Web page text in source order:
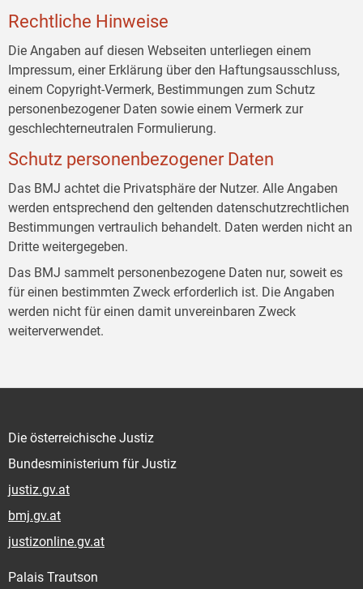
Rechtliche Hinweise
Die Angaben auf diesen Webseiten unterliegen einem
Impressum, einer Erklärung über den Haftungsausschluss,
einem Copyright-Vermerk, Bestimmungen zum Schutz
personenbezogener Daten sowie einem Vermerk zur
geschlechterneutralen Formulierung.
Schutz personenbezogener Daten
Das BMJ achtet die Privatsphäre der Nutzer. Alle Angaben
werden entsprechend den geltenden datenschutzrechtlichen
Bestimmungen vertraulich behandelt. Daten werden nicht an
Dritte weitergegeben.
Das BMJ sammelt personenbezogene Daten nur, soweit es
für einen bestimmten Zweck erforderlich ist. Die Angaben
werden nicht für einen damit unvereinbaren Zweck
weiterverwendet.
Die österreichische Justiz
Bundesministerium für Justiz
justiz.gv.at
bmj.gv.at
justizonline.gv.at
Palais Trautson